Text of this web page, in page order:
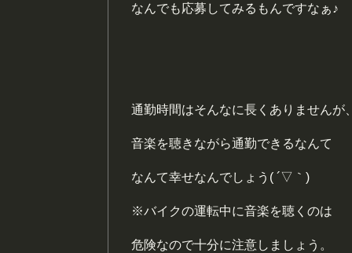
なんでも応募してみるもんですなぁ♪
通勤時間はそんなに長くありませんが
音楽を聴きながら通勤できるなんて
なんて幸せなんでしょう( ´▽｀)
※バイクの運転中に音楽を聴くのは
危険なので十分に注意しましょう。